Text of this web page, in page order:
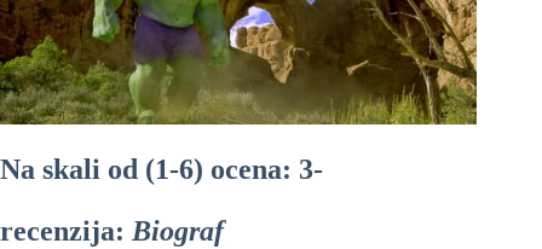
Na skali od (1-6) ocena: 3-
recenzija: Biograf